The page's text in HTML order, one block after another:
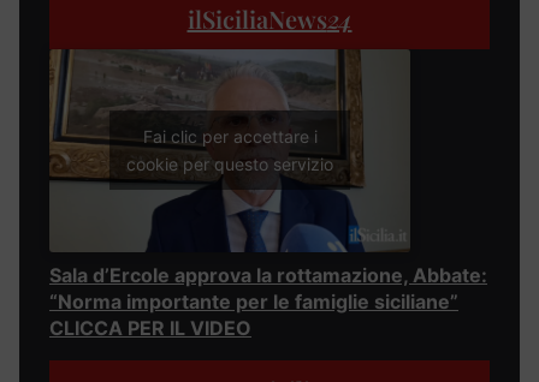
ilSiciliaNews24
Fai clic per accettare i
cookie per questo servizio
Sala d’Ercole approva la rottamazione, Abbate:
“Norma importante per le famiglie siciliane”
CLICCA PER IL VIDEO